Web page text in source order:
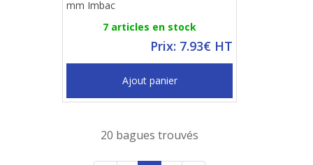
mm Imbac
7 articles en stock
Prix: 7.93€ HT
Ajout panier
20 bagues trouvés